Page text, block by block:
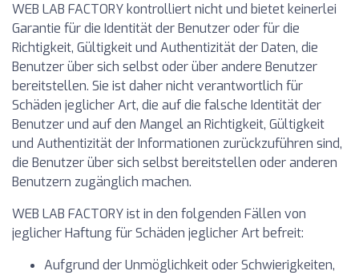
WEB LAB FACTORY kontrolliert nicht und bietet keinerlei
Garantie für die Identität der Benutzer oder für die
Richtigkeit, Gültigkeit und Authentizität der Daten, die
Benutzer über sich selbst oder über andere Benutzer
bereitstellen. Sie ist daher nicht verantwortlich für
Schäden jeglicher Art, die auf die falsche Identität der
Benutzer und auf den Mangel an Richtigkeit, Gültigkeit
und Authentizität der Informationen zurückzuführen sind,
die Benutzer über sich selbst bereitstellen oder anderen
Benutzern zugänglich machen.
WEB LAB FACTORY ist in den folgenden Fällen von
jeglicher Haftung für Schäden jeglicher Art befreit:
Aufgrund der Unmöglichkeit oder Schwierigkeiten,